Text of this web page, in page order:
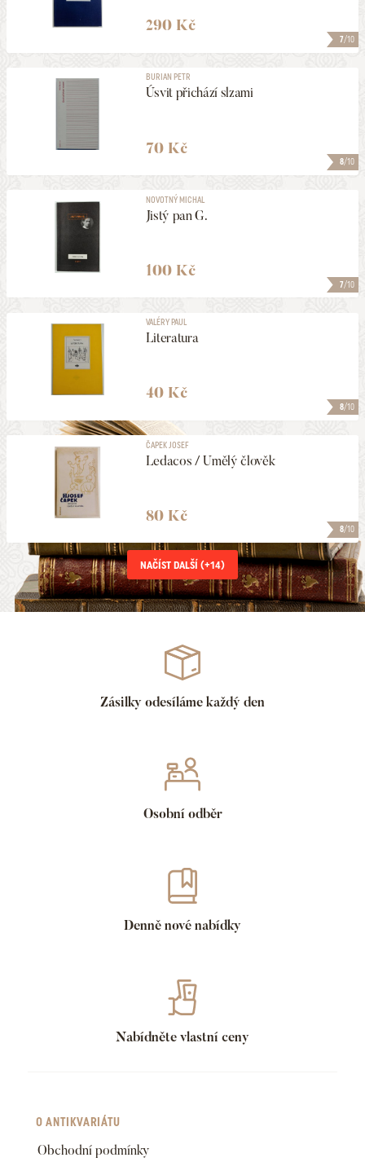
7/10
290 Kč
8/10
BURIAN PETR
Úsvit přichází slzami
70 Kč
7/10
NOVOTNÝ MICHAL
Jistý pan G.
100 Kč
8/10
VALÉRY PAUL
Literatura
40 Kč
8/10
ČAPEK JOSEF
Ledacos / Umělý člověk
80 Kč
NAČÍST DALŠÍ (+14)
Zásilky odesíláme každý den
Osobní odběr
Denně nové nabídky
Nabídněte vlastní ceny
O ANTIKVARIÁTU
Obchodní podmínky